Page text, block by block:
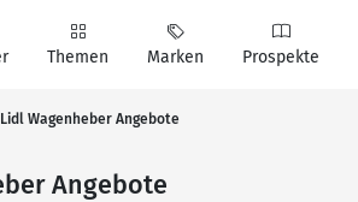
Themen Marken Prospekte
Wagenheber Angebote
Angebote